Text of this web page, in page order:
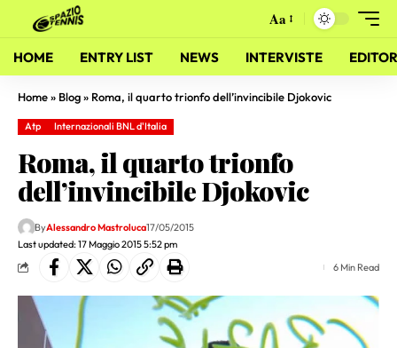
Aa
HOME ENTRY LIST NEWS INTERVISTE
Home» Blog» Roma, il quarto trionfo dell’invincibile Djokovic
Atp Internazionali BNL d'Italia
Roma, il quarto trionfo
dell’invincibile Djokovic
Last updated: 17 Maggio 2015 5:52 pm
ByAlessandro Mastroluca17/05/2015
6 Min Read